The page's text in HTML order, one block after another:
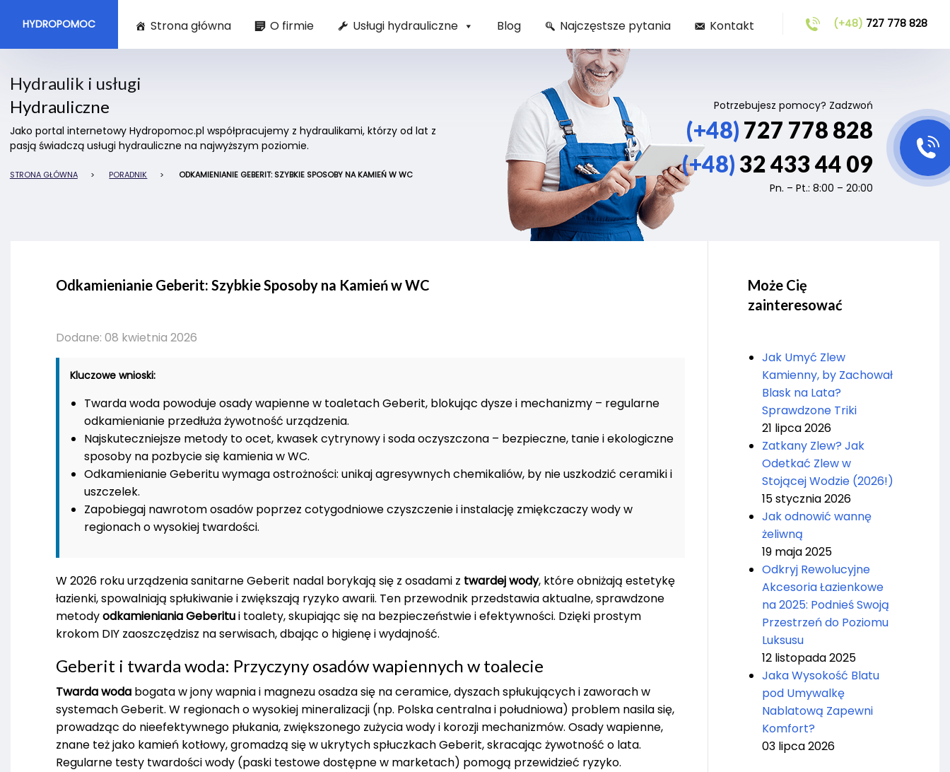
HYDROPOMOC (+48) 727 778 828
Strona główna O firmie Usługi hydrauliczne Blog Najczęstsze pytania Kontakt
Hydraulik i usługi
Hydrauliczne
Jako portal internetowy Hydropomoc.pl współpracujemy z hydraulikami, którzy od lat z
pasją świadczą usługi hydrauliczne na najwyższym poziomie.
STRONA GŁÓWNA > PORADNIK > ODKAMIENIANIE GEBERIT: SZYBKIE SPOSOBY NA KAMIEŃ W WC
Potrzebujesz pomocy? Zadzwoń
(+48) 727 778 828
(+48) 32 433 44 09
Pn. – Pt.: 8:00 – 20:00
Odkamienianie Geberit: Szybkie Sposoby na Kamień w WC
Dodane: 08 kwietnia 2026
Kluczowe wnioski:
Twarda woda powoduje osady wapienne w toaletach Geberit, blokując dysze i mechanizmy – regularne
odkamienianie przedłuża żywotność urządzenia.
Najskuteczniejsze metody to ocet, kwasek cytrynowy i soda oczyszczona – bezpieczne, tanie i ekologiczne
sposoby na pozbycie się kamienia w WC.
Odkamienianie Geberitu wymaga ostrożności: unikaj agresywnych chemikaliów, by nie uszkodzić ceramiki i
uszczelek.
Zapobiegaj nawrotom osadów poprzez cotygodniowe czyszczenie i instalację zmiękczaczy wody w
regionach o wysokiej twardości.
W 2026 roku urządzenia sanitarne Geberit nadal borykają się z osadami z twardej wody, które obniżają estetykę
łazienki, spowalniają spłukiwanie i zwiększają ryzyko awarii. Ten przewodnik przedstawia aktualne, sprawdzone
metodyodkamieniania Geberitui toalety, skupiając się na bezpieczeństwie i efektywności. Dzięki prostym
krokom DIY zaoszczędzisz na serwisach, dbając o higienę i wydajność.
Geberit i twarda woda: Przyczyny osadów wapiennych w toalecie
Twarda woda bogata w jony wapnia i magnezu osadza się na ceramice, dyszach spłukujących i zaworach w
systemach Geberit. W regionach o wysokiej mineralizacji (np. Polska centralna i południowa) problem nasila się,
prowadząc do nieefektywnego płukania, zwiększonego zużycia wody i korozji mechanizmów. Osady wapienne,
znane też jako kamień kotłowy, gromadzą się w ukrytych spłuczkach Geberit, skracając żywotność o lata.
Regularne testy twardości wody (paski testowe dostępne w marketach) pomogą przewidzieć ryzyko.
Może Cię
zainteresować
Jak Umyć Zlew
Kamienny, by Zachował
Blask na Lata?
Sprawdzone Triki
21 lipca 2026
Zatkany Zlew? Jak
Odetkać Zlew w
Stojącej Wodzie (2026!)
15 stycznia 2026
Jak odnowić wannę
żeliwną
19 maja 2025
Odkryj Rewolucyjne
Akcesoria Łazienkowe
na 2025: Podnieś Swoją
Przestrzeń do Poziomu
Luksusu
12 listopada 2025
Jaka Wysokość Blatu
pod Umywalkę
Nablatową Zapewni
Komfort?
03 lipca 2026